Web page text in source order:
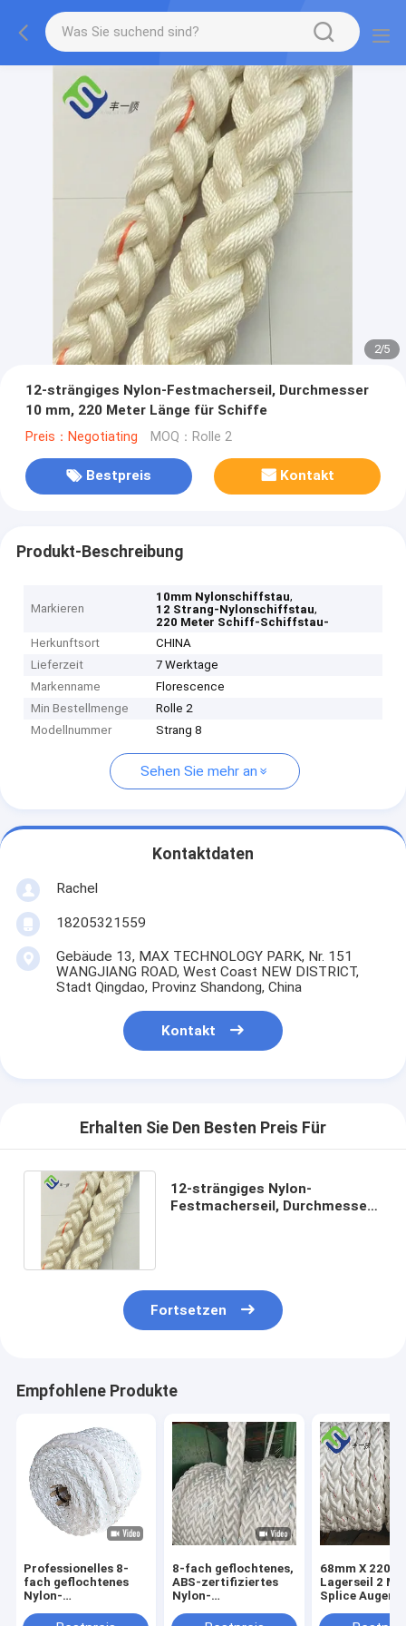
2/5
12-strängiges Nylon-Festmacherseil, Durchmesser
10 mm, 220 Meter Länge für Schiffe
Preis：Negotiating MOQ：Rolle 2
Bestpreis Kontakt
Produkt-Beschreibung
Markieren
10mm Nylonschiffstau,
12 Strang-Nylonschiffstau,
220 Meter Schiff-Schiffstau-
Herkunftsort
CHINA
Lieferzeit
7 Werktage
Markenname
Florescence
Min Bestellmenge
Rolle 2
Modellnummer
Strang 8
Sehen Sie mehr an
Kontaktdaten
Rachel
18205321559
Gebäude 13, MAX TECHNOLOGY PARK, Nr. 151
WANGJIANG ROAD, West Coast NEW DISTRICT,
Stadt Qingdao, Provinz Shandong, China
Kontakt
Erhalten Sie Den Besten Preis Für
12-strängiges Nylon-
Festmacherseil, Durchmesser
Fortsetzen
Empfohlene Produkte
Professionelles 8-
fach geflochtenes
Nylon-
zertifiziertes,
8-fach geflochtenes,
ABS-zertifiziertes
Nylon-
220m für das
68mm X
Lagerseil 2
Splice Augen